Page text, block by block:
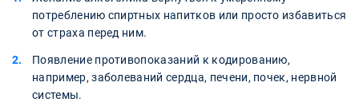
потреблению спиртных напитков или просто избавиться
от страха перед ним.
Появление противопоказаний к кодированию,
например, заболеваний сердца, печени, почек, нервной
системы.